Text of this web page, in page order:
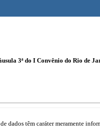
3ª do I Convênio do Rio de
dados têm caráter meramente